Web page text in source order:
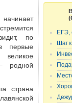
по
первые
родной
страна
ЕГЭ,
Шаг